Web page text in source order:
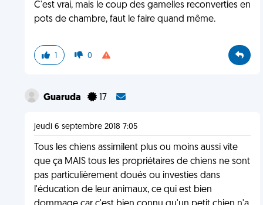
C'est vrai, mais le coup des gamelles reconverties en
pots de chambre, faut le faire quand même.
1 0
Guaruda 17
jeudi 6 septembre 2018 7:05
Tous les chiens assimilent plus ou moins aussi vite
que ça MAIS tous les propriétaires de chiens ne sont
pas particulièrement doués ou investies dans
l'éducation de leur animaux, ce qui est bien